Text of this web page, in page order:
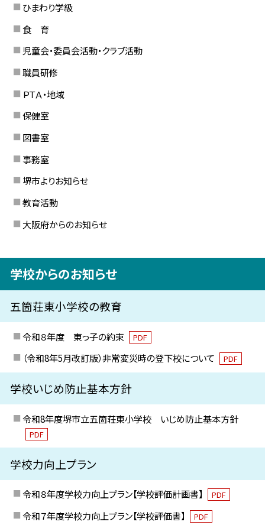
ひまわり学級
食 育
児童会・委員会活動・クラブ活動
職員研修
ＰＴＡ・地域
保健室
図書室
事務室
堺市よりお知らせ
教育活動
大阪府からのお知らせ
学校からのお知らせ
五箇荘東小学校の教育
令和８年度 東っ子の約束 PDF
（令和8年5月改訂版）非常変災時の登下校について PDF
学校いじめ防止基本方針
令和8年度堺市立五箇荘東小学校 いじめ防止基本方針
PDF
学校力向上プラン
令和８年度学校力向上プラン【学校評価計画書】 PDF
令和７年度学校力向上プラン【学校評価書】 PDF